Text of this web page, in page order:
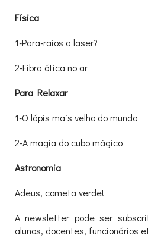
Física
1-Para-raios a laser?
2-Fibra ótica no ar
Para Relaxar
1-O lápis mais velho do mundo
2-A magia do cubo mágico
Astronomia
Adeus, cometa verde!
A newsletter pode ser
alunos, docentes, funcionários